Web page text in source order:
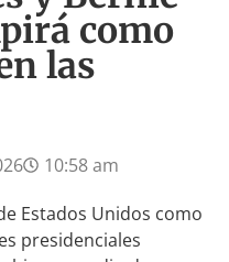
como
las
10:58 am
Estados Unidos como
presidenciales